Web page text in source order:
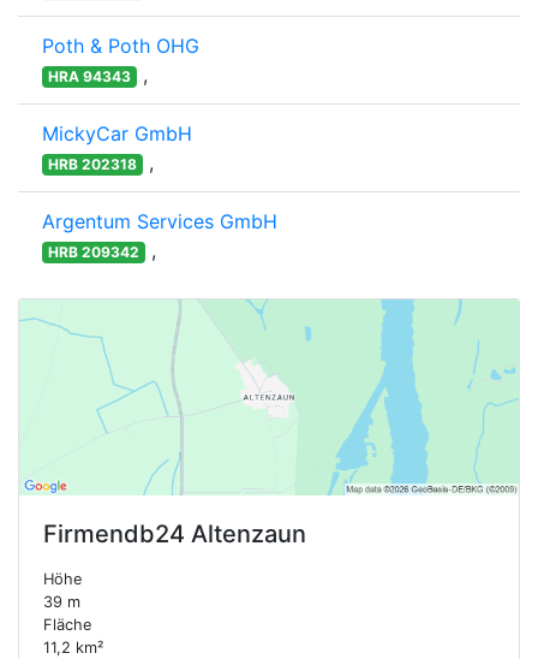
Poth & Poth OHG
HRA 94343 ,
MickyCar GmbH
HRB 202318 ,
Argentum Services GmbH
HRB 209342 ,
Firmendb24 Altenzaun
Höhe
39 m
Fläche
11,2 km²